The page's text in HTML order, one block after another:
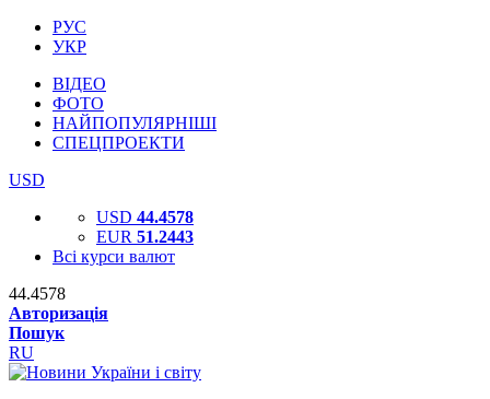
РУС
УКР
ВІДЕО
ФОТО
НАЙПОПУЛЯРНІШІ
СПЕЦПРОЕКТИ
USD
USD 44.4578
EUR 51.2443
Всі курси валют
44.4578
Авторизація
Пошук
RU